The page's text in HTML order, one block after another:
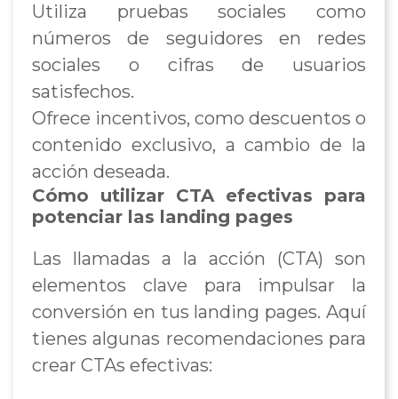
Utiliza pruebas sociales como
números de seguidores en redes
sociales o cifras de usuarios
satisfechos.
Ofrece incentivos, como descuentos o
contenido exclusivo, a cambio de la
acción deseada.
Cómo utilizar CTA efectivas para
potenciar las landing pages
Las llamadas a la acción (CTA) son
elementos clave para impulsar la
conversión en tus landing pages. Aquí
tienes algunas recomendaciones para
crear CTAs efectivas: